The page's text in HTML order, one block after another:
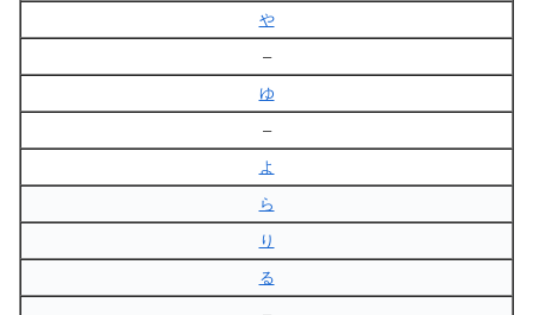
や
–
ゆ
–
よ
ら
り
る